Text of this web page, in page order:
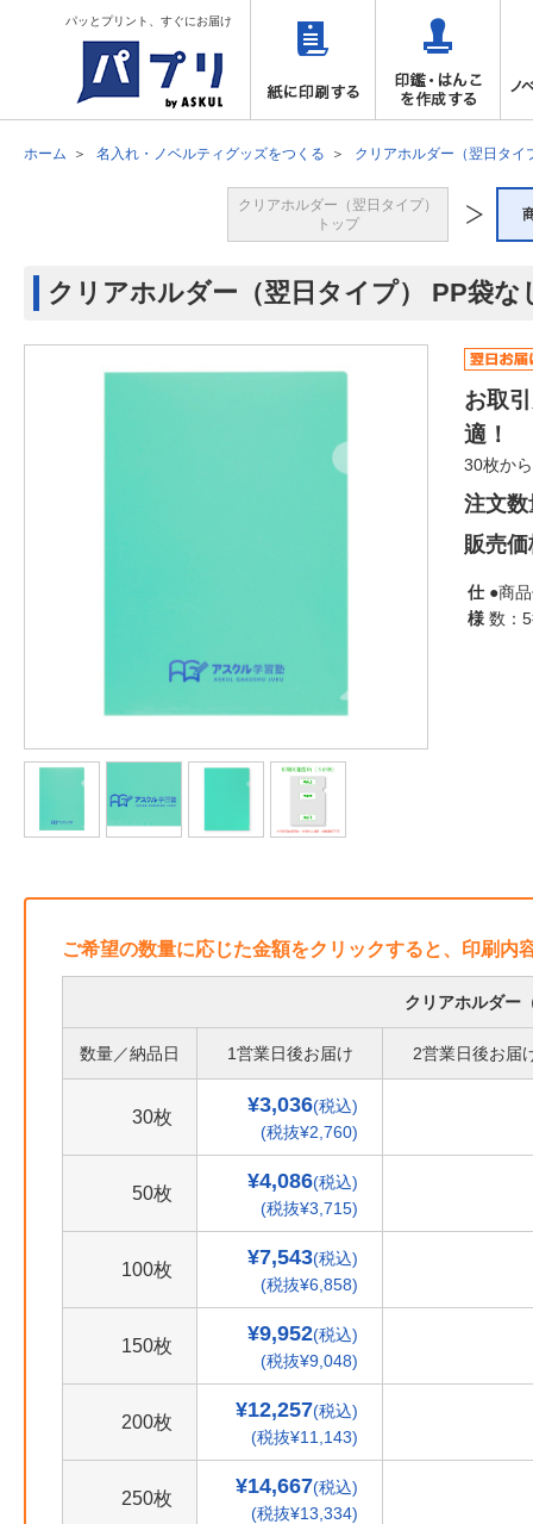
パッとプリント、すぐにお届け
ホーム 名入れ・ノベルティグッズをつくる クリアホルダー（翌日タイ
クリアホルダー（翌日タイプ）
トップ
クリアホルダー（翌日タイプ） PP袋な
お取
適！
30枚か
注文数
販売価
仕
様
●商
数：
ご希望の数量に応じた金額をクリックすると、印刷内
クリアホルダー
数量／納品日 1営業日後お届け 2営業日後お届
30枚
¥3,036(税込)
(税抜¥2,760)
50枚
¥4,086(税込)
(税抜¥3,715)
100枚
¥7,543(税込)
(税抜¥6,858)
150枚
¥9,952(税込)
(税抜¥9,048)
200枚
¥12,257(税込)
(税抜¥11,143)
250枚
¥14,667(税込)
(税抜¥13,334)